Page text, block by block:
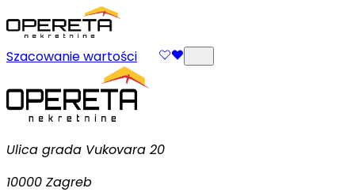
Szacowanie wartości
Ulica grada Vukovara 20
10000 Zagreb